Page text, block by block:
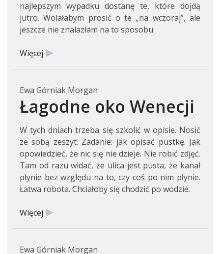
najlepszym wypadku dostanę te, które dojdą
jutro. Wolałabym prosić o te „na wczoraj”, ale
jeszcze nie znalazłam na to sposobu.
Więcej
Ewa Górniak Morgan
Łagodne oko Wenecji
W tych dniach trzeba się szkolić w opisie. Nosić
ze sobą zeszyt. Zadanie: jak opisać pustkę. Jak
opowiedzieć, że nic się nie dzieje. Nie robić zdjęć.
Tam od razu widać, że ulica jest pusta, że kanał
płynie bez względu na to, czy coś po nim płynie.
Łatwa robota. Chciałoby się chodzić po wodzie.
Więcej
Ewa Górniak Morgan